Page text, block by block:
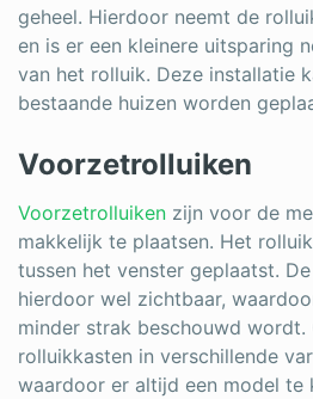
geheel. Hierdoor neemt de
en is er een kleinere uitsparing
van het rolluik. Deze installatie
bestaande huizen worden
Voorzetrolluiken
Voorzetrolluiken zijn voor de
makkelijk te plaatsen. Het
tussen het venster geplaatst.
hierdoor wel zichtbaar,
minder strak beschouwd wordt.
rolluikkasten in verschillende
waardoor er altijd een model te